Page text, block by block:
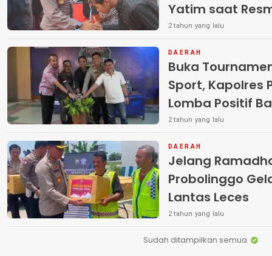
Yatim saat
Kautsar
2 tahun yang lalu
DAERAH
Buka
Sport, Kapolres
Lomba Positif
2 tahun yang lalu
DAERAH
Jelang
Probolinggo
Lantas Leces
2 tahun yang lalu
Sudah ditampilkan semua